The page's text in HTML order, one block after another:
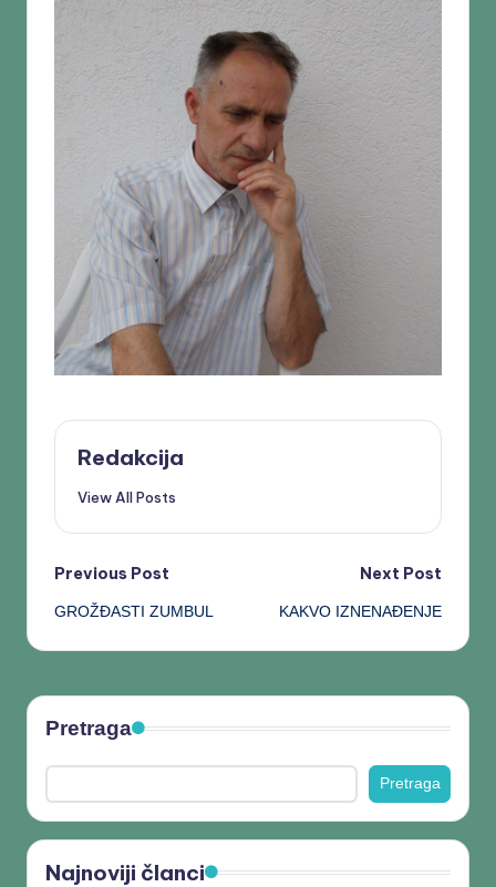
Redakcija
View All Posts
Previous Post
GROŽĐASTI ZUMBUL
Next Post
KAKVO IZNENAĐENJE
Pretraga
Pretraga
Najnoviji članci